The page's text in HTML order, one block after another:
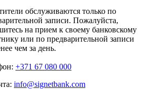
обслуживаются только по
записи. Пожалуйста,
на прием к своему банковскому
или по предварительной записи
чем за день.
+371 67 080 000
info@signetbank.com